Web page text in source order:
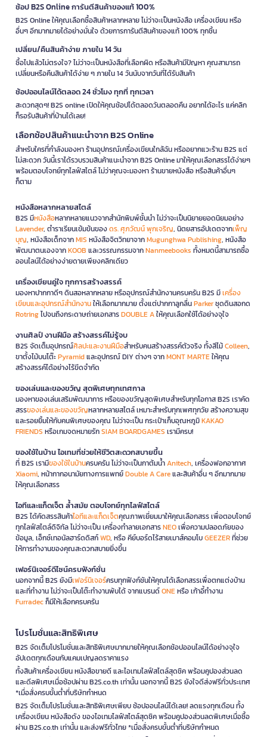
ช้อป B2S Online การันตีสินค้าของแท้ 100%
B2S Online ให้คุณเลือกซื้อสินค้าหลากหลาย ไม่ว่าจะเป็นหนังสือ เครื่องเขียน หรือ
อื่นๆ อีกมากมายได้อย่างมั่นใจ ด้วยการการันตีสินค้าของแท้ 100% ทุกชิ้น
เปลี่ยน/คืนสินค้าง่าย ภายใน 14 วัน
ซื้อไปแล้วไม่ตรงใจ? ไม่ว่าจะเป็นหนังสือที่เลือกผิด หรือสินค้ามีปัญหา คุณสามารถ
เปลี่ยนหรือคืนสินค้าได้ง่าย ๆ ภายใน 14 วันนับจากวันที่ได้รับสินค้า
ช้อปออนไลน์ได้ตลอด 24 ชั่วโมง ทุกที่ ทุกเวลา
สะดวกสุดๆ! B2S online เปิดให้คุณช้อปได้ตลอดวันตลอดคืน อยากได้อะไร แค่คลิก
ก็รอรับสินค้าที่บ้านได้เลย!
เลือกช้อปสินค้าแนะนำจาก B2S Online
สำหรับใครที่กำลังมองหา ร้านอุปกรณ์เครื่องเขียนใกล้ฉัน หรืออยากแวะร้าน B2S แต่
ไม่สะดวก วันนี้เราได้รวบรวมสินค้าแนะนำจาก B2S Online มาให้คุณเลือกสรรได้ง่ายๆ
พร้อมตอบโจทย์ทุกไลฟ์สไตล์ ไม่ว่าคุณจะมองหา ร้านขายหนังสือ หรือสินค้าอื่นๆ
ก็ตาม
หนังสือหลากหลายสไตล์
B2S มีหนังสือหลากหลายแนวจากสำนักพิมพ์ชั้นนำ ไม่ว่าจะเป็นนิยายยอดนิยมอย่าง
Lavender, ตำราเรียนเข้มข้นของดร. ศุภวัฒน์ พุกเจริญ, นิตยสารอัปเดตจากเพ็ญ
บุญ, หนังสือเด็กจากMIS หนังสือจิตวิทยาจากMugunghwa Publishing, หนังสือ
พัฒนาตนเองจากKOOB และวรรณกรรมจากNanmeebooks ทั้งหมดนี้สามารถซื้อ
ออนไลน์ได้อย่างง่ายดายเพียงคลิกเดียว
เครื่องเขียนคู่ใจ ทุกการสร้างสรรค์
มองหาปากกาดีๆ ดินสอหลากหลาย หรืออุปกรณ์สำนักงานครบครัน B2S มีเครื่อง
เขียนและอุปกรณ์สำนักงานให้เลือกมากมาย ตั้งแต่ปากกาลูกลื่นParkerชุดดินสอกด
Rotringไปจนถึงกระดาษถ่ายเอกสารDOUBLE Aให้คุณเลือกใช้ได้อย่างจุใจ
งานศิลป์ งานฝีมือ สร้างสรรค์ไม่รู้จบ
B2S จัดเต็มอุปกรณ์ศิลปะและงานฝีมือสำหรับคนสร้างสรรค์ตัวจริง ทั้งสีไม้Colleen,
ขาตั้งไม้บนโต๊ะPyramidและอุปกรณ์ DIY ต่างๆ จากMONT MARTEให้คุณ
สร้างสรรค์ได้อย่างไร้ขีดจำกัด
ของเล่นและของขวัญ สุดพิเศษทุกเทศกาล
มองหาของเล่นเสริมพัฒนาการ หรือของขวัญสุดพิเศษสำหรับทุกโอกาส B2S เราคัด
สรรของเล่นและของขวัญหลากหลายสไตล์ เหมาะสำหรับทุกเพศทุกวัย สร้างความสุข
และรอยยิ้มให้กับคนพิเศษของคุณ ไม่ว่าจะเป็น กระเป๋าเก็บอุณหภูมิKAKAO
FRIENDS หรือเกมจดหมายรักSIAM BOARDGAMES เรามีครบ!
ของใช้ในบ้าน ไอเทมที่ช่วยให้ชีวิตสะดวกสบายขึ้น
ที่ B2S เรามีของใช้ในบ้านครบครัน ไม่ว่าจะเป็นกาต้มน้ำAnitech, เครื่องฟอกอากาศ
Xiaomi, หน้ากากอนามัยทางการแพทย์Double A Careและสินค้าอื่น ๆ อีกมากมาย
ให้คุณเลือกสรร
ไอทีและแก็ดเจ็ต ล้ำสมัย ตอบโจทย์ทุกไลฟ์สไตล์
B2S ได้คัดสรรสินค้าไอทีและแก็ดเจ็ตคุณภาพเยี่ยมมาให้คุณเลือกสรร เพื่อตอบโจทย์
ทุกไลฟ์สไตล์ดิจิทัล ไม่ว่าจะเป็น เครื่องทำลายเอกสารNEOเพื่อความปลอดภัยของ
ข้อมูล, เอ็กซ์เทอนัลฮาร์ดดิสก์WD, หรือ คีย์บอร์ดไร้สายเมาส์คอมโบGEEZERที่ช่วย
ให้การทำงานของคุณสะดวกสบายยิ่งขึ้น
เฟอร์นิเจอร์ดีไซน์ครบฟังก์ชั่น
นอกจากนี้ B2S ยังมีเฟอร์นิเจอร์ครบทุกฟังก์ชันให้คุณได้เลือกสรรเพื่อตกแต่งบ้าน
และที่ทำงาน ไม่ว่าจะเป็นโต๊ะทำงานพับได้ จากแบรนด์ONEหรือ เก้าอี้ทำงาน
Furradecก็มีให้เลือกครบครัน
โปรโมชั่นและสิทธิพิเศษ
B2S จัดเต็มโปรโมชั่นและสิทธิพิเศษมากมายให้คุณเลือกช้อปออนไลน์ได้อย่างจุใจ
อัปเดตทุกเดือนกับแคมเปญลดราคาแรง
ทั้งสินค้าเครื่องเขียน หนังสือขายดี และไอเทมไลฟ์สไตล์สุดชิค พร้อมคูปองส่วนลด
และดีลพิเศษเมื่อช้อปผ่าน B2S.co.th เท่านั้น นอกจากนี้ B2S ยังใจดีส่งฟรีทั่วประเทศ
*เมื่อสั่งครบขั้นต่ำที่บริษัทกำหนด
B2S จัดเต็มโปรโมชั่นและสิทธิพิเศษเพียบ ช้อปออนไลน์ได้เลย! ลดแรงทุกเดือน ทั้ง
เครื่องเขียน หนังสือดัง ของไอเทมไลฟ์สไตล์สุดชิค พร้อมคูปองส่วนลดพิเศษเมื่อซื้อ
ผ่าน B2S.co.th เท่านั้น และส่งฟรีทั่วไทย *เมื่อสั่งครบขั้นต่ำที่บริษัทกำหนด